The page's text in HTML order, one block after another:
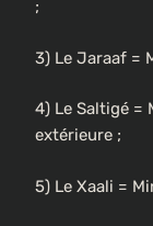
;
3) Le Jaraaf =
4) Le Saltigé =
extérieure ;
5) Le Xaali =